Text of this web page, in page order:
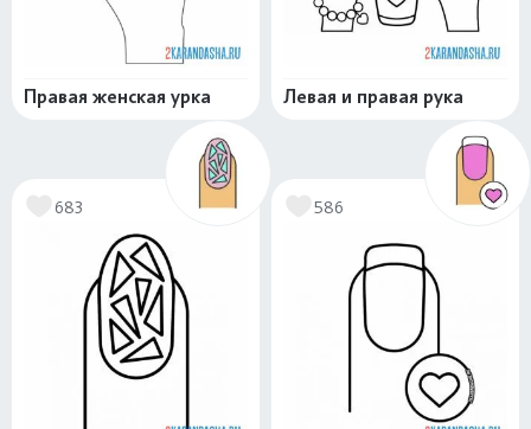
Правая женская урка Левая и правая рука
683 586